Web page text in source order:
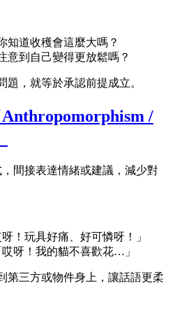
知道收穫會這麼大嗎？
意到自己變得更放鬆嗎？
題，就等於承認前提成立。
/
間接表達情緒或建議，減少對
！玩具好痛、好可憐呀！」
呀！我的貓不喜歡花…」
第三方或物件身上，讓話語更柔